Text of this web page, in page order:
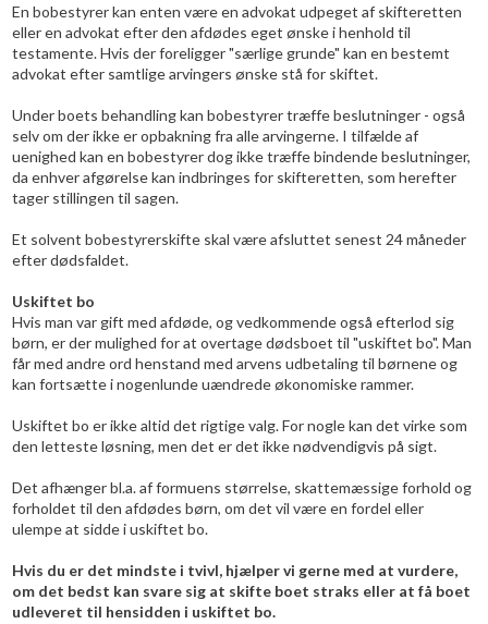
En bobestyrer kan enten være en advokat udpeget af skifteretten
eller en advokat efter den afdødes eget ønske i henhold til
testamente. Hvis der foreligger "særlige grunde" kan en bestemt
advokat efter samtlige arvingers ønske stå for skiftet.
Under boets behandling kan bobestyrer træffe beslutninger - også
selv om der ikke er opbakning fra alle arvingerne. I tilfælde af
uenighed kan en bobestyrer dog ikke træffe bindende beslutninger,
da enhver afgørelse kan indbringes for skifteretten, som herefter
tager stillingen til sagen.
Et solvent bobestyrerskifte skal være afsluttet senest 24 måneder
efter dødsfaldet.
Uskiftet bo
Hvis man var gift med afdøde, og vedkommende også efterlod sig
børn, er der mulighed for at overtage dødsboet til "uskiftet bo". Man
får med andre ord henstand med arvens udbetaling til børnene og
kan fortsætte i nogenlunde uændrede økonomiske rammer.
Uskiftet bo er ikke altid det rigtige valg. For nogle kan det virke som
den letteste løsning, men det er det ikke nødvendigvis på sigt.
Det afhænger bl.a. af formuens størrelse, skattemæssige forhold og
forholdet til den afdødes børn, om det vil være en fordel eller
ulempe at sidde i uskiftet bo.
Hvis du er det mindste i tvivl, hjælper vi gerne med at vurdere,
om det bedst kan svare sig at skifte boet straks eller at få boet
udleveret til hensidden i uskiftet bo.